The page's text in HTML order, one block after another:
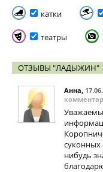
катки
театры
ОТЗЫВЫ "ЛАДЫЖИН"
Анна,
нибудь